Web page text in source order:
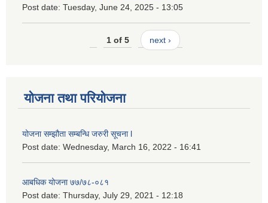
Post date: Tuesday, June 24, 2025 - 13:05
1 of 5 next ›
योजना तथा परियोजना
योजना सम्झौता सम्बन्धि जरुरी सूचना l
Post date: Wednesday, March 16, 2022 - 16:41
आबधिक योजना ७७/७८-०८१
Post date: Thursday, July 29, 2021 - 12:18